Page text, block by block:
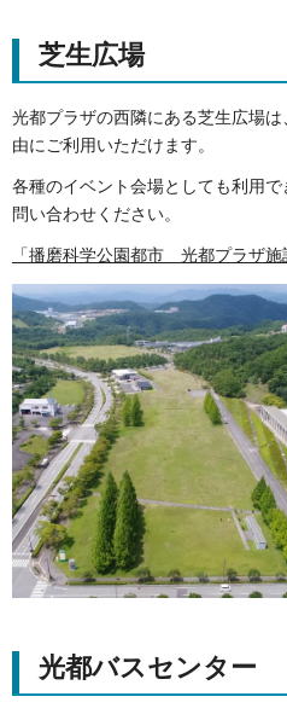
芝生広場
光都プラザの西隣にある芝生広場
由にご利用いただけます。
各種のイベント会場としても利用
問い合わせください。
「播磨科学公園都市 光都プラザ施
光都バスセンター